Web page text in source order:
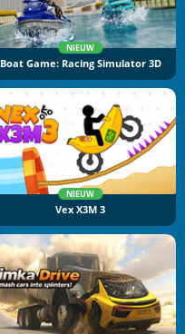
NIEUW
Boat Game: Racing Simulator 3D
NIEUW
Vex X3M 3